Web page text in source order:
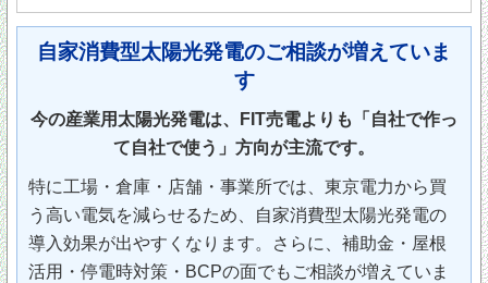
自家消費型太陽光発電のご相談が増えていま
す
今の産業用太陽光発電は、FIT売電よりも「自社で作っ
て自社で使う」方向が主流です。
特に工場・倉庫・店舗・事業所では、東京電力から買
う高い電気を減らせるため、自家消費型太陽光発電の
導入効果が出やすくなります。さらに、補助金・屋根
活用・停電時対策・BCPの面でもご相談が増えていま